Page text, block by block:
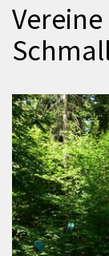
Tourismus
Wirtschaft